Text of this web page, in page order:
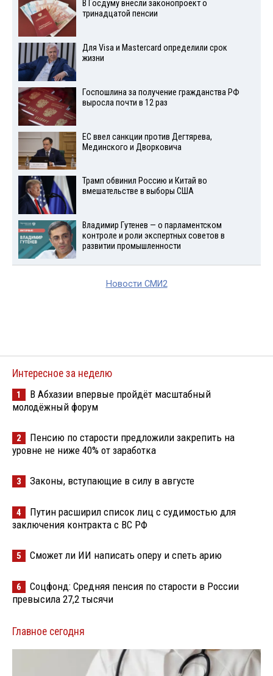
В Госдуму внесли законопроект о
тринадцатой пенсии
Для Visа и Mastercard определили срок
жизни
Госпошлина за получение гражданства РФ
выросла почти в 12 раз
ЕС ввел санкции против Дегтярева,
Мединского и Дворковича
Трамп обвинил Россию и Китай во
вмешательстве в выборы США
Владимир Гутенев — о парламентском
контроле и роли экспертных советов в
развитии промышленности
Новости СМИ2
Интересное за неделю
1
В Абхазии впервые пройдёт масштабный
молодёжный форум
2
Пенсию по старости предложили закрепить на
уровне не ниже 40% от заработка
3 Законы, вступающие в силу в августе
4
Путин расширил список лиц с судимостью для
заключения контракта с ВС РФ
5 Сможет ли ИИ написать оперу и спеть арию
6
Соцфонд: Средняя пенсия по старости в России
превысила 27,2 тысячи
Главное сегодня